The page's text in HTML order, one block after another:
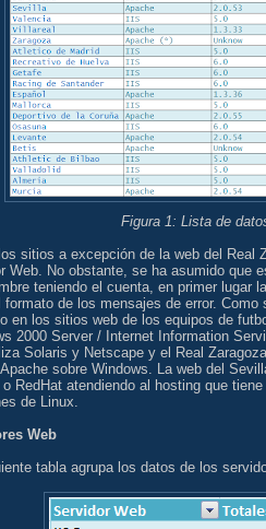
Figura 1: Lista de
sitios a excepción de la web del Real
Web. No obstante, se ha asumido que
teniendo el cuenta, en primer lugar
formato de los mensajes de error.
en los sitios web de los equipos de
2000 Server / Internet Information
Solaris y Netscape y el Real
sobre Windows. La web del
o RedHat atendiendo al hosting que
de Linux.
Web
tabla agrupa los datos de los